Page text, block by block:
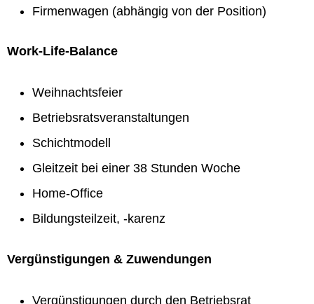
Firmenwagen (abhängig von der Position)
Work-Life-Balance
Weihnachtsfeier
Betriebsratsveranstaltungen
Schichtmodell
Gleitzeit bei einer 38 Stunden Woche
Home-Office
Bildungsteilzeit, -karenz
Vergünstigungen & Zuwendungen
Vergünstigungen durch den Betriebsrat